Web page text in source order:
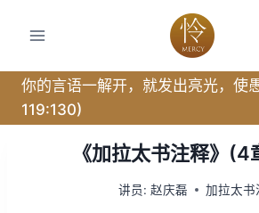
你的言语一解开，就发出亮光，使
119:130)
《加拉太书注释》(4
讲员: 赵庆磊 加拉太书